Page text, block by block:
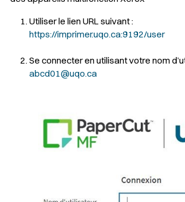
Utiliser le lien URL suivant :
https://imprimer.uqo.ca:9192/user
Se connecter en utilisant votre nom
abcd01@uqo.ca